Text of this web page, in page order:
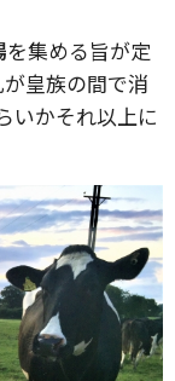
を集める旨が定
皇族の間で消
いかそれ以上に